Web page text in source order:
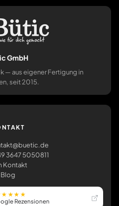
GmbH
— aus eigener Fertigung in
seit 2015.
3647 5050811
Kontakt
Blog
Rezensionen